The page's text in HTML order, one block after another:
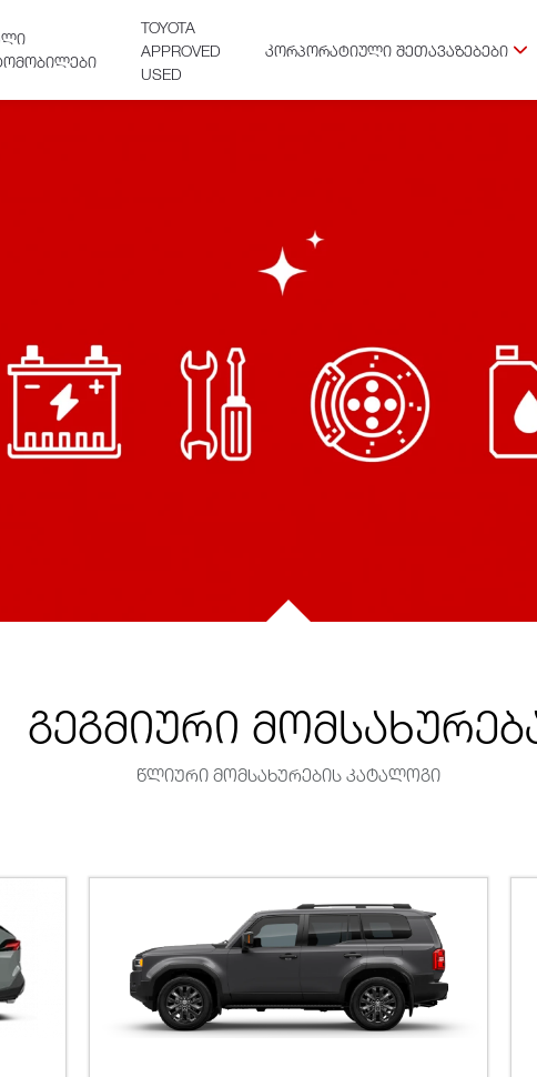
TOYOTA
APPROVED
USED
ᲙᲝᲠᲞᲝᲠᲐᲢᲘᲣᲚᲘ ᲨᲔᲗᲐᲕᲐᲖᲔᲑᲔᲑᲘ
გეგმიური
წლიური მომსახურების კატალოგი